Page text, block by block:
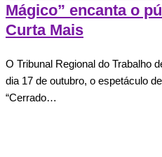
Mágico” encanta o
Curta Mais
O Tribunal Regional do Trabalho
dia 17 de outubro, o espetáculo
“Cerrado…